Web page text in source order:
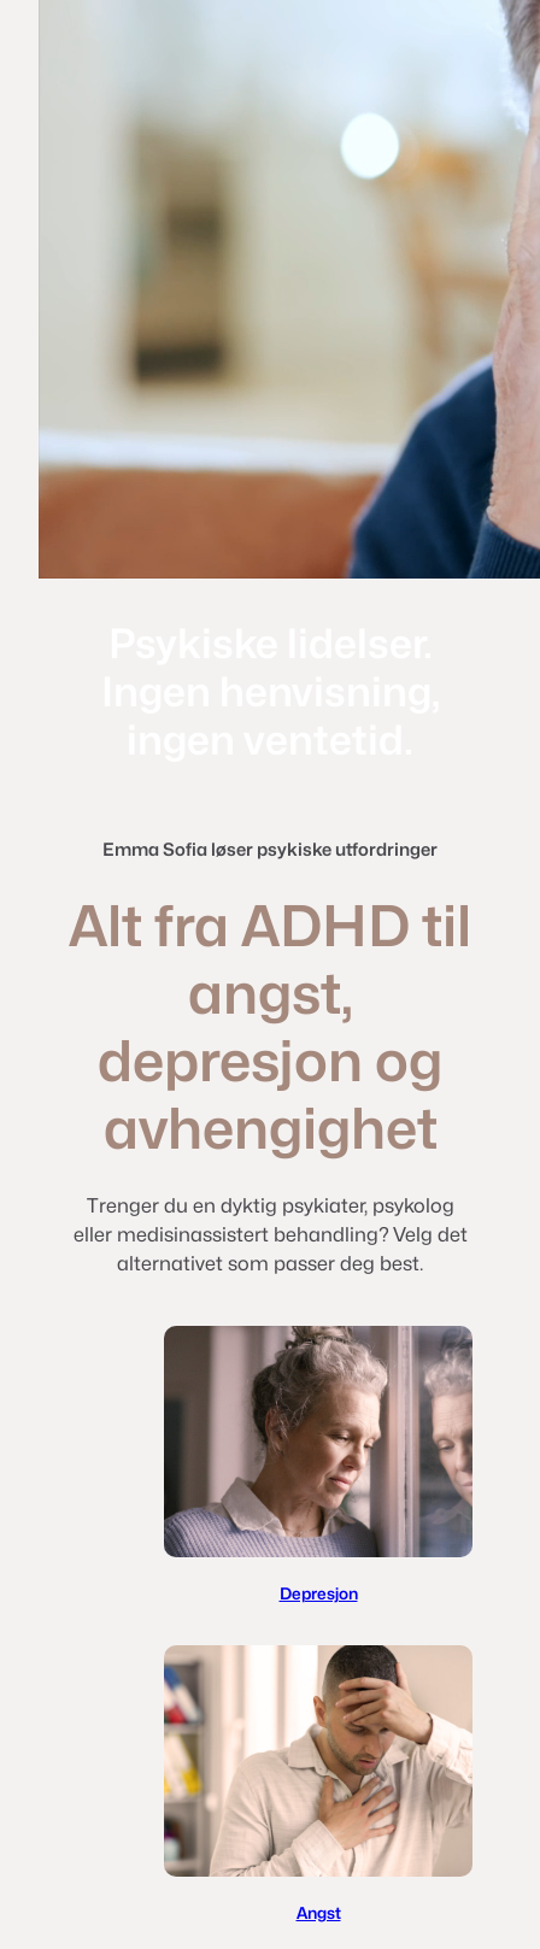
Emma Sofia løser psykiske utfordringer
Alt fra ADHD til
angst,
depresjon og
avhengighet
Trenger du en dyktig psykiater, psykolog
eller medisinassistert behandling? Velg det
alternativet som passer deg best.
Depresjon
Angst